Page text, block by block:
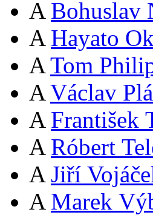
A Bohuslav
A Hayato
A Tom
A Václav
A František
A Róbert
A Jiří
A Marek